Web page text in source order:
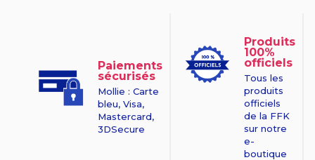
Paiements
sécurisés
Mollie : Carte
bleu, Visa,
Mastercard,
3DSecure
Produits
100%
officiels
Tous les
produits
officiels
de la FFK
sur notre
e-
boutique